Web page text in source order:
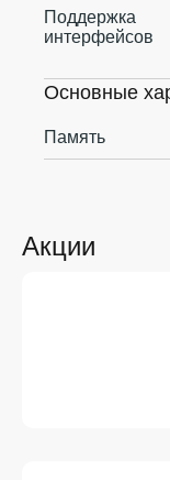
Акции
Поддержка
интерфейсов
Основные
Память